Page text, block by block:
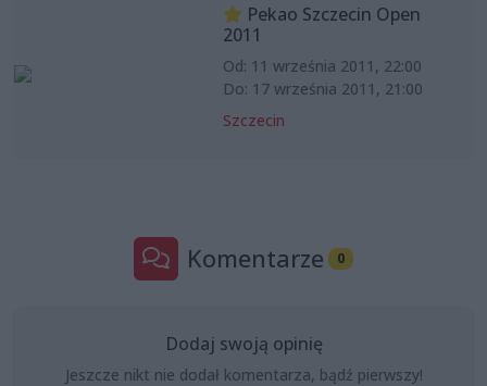
Pekao Szczecin Open
2011
Od: 11 września 2011, 22:00
Do: 17 września 2011, 21:00
Szczecin
Komentarze 0
Dodaj swoją opinię
Jeszcze nikt nie dodał komentarza, bądź pierwszy!